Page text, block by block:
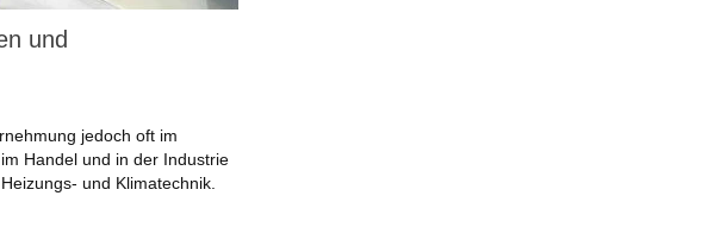
und
jedoch oft im
Handel und in der Industrie
und Klimatechnik.